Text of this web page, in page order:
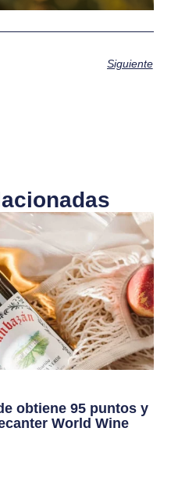
Siguiente
obtiene 95 puntos y
World Wine